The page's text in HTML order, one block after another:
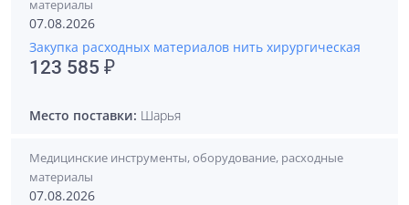
материалы
07.08.2026
Закупка расходных материалов нить хирургическая
123 585 ₽
Место поставки: Шарья
Медицинские инструменты, оборудование, расходные
материалы
07.08.2026